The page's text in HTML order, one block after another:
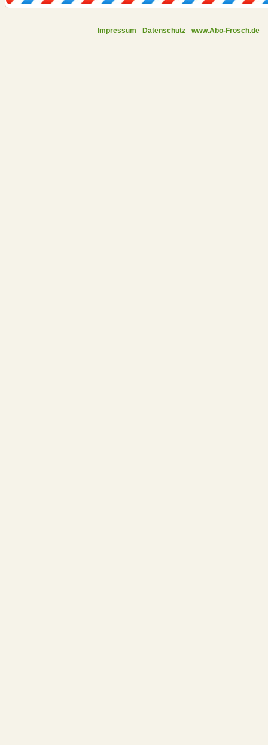
Impressum - Datenschutz- www.Abo-Frosch.de